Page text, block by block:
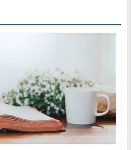
dare voce alle religiose cattoliche
pubblico
carceri al limite della
per caldo e sovraffollamento
il viaggio in Messico: "La pace
per il dolore altrui"
dei vescovi: la visita del
tutto il Paese